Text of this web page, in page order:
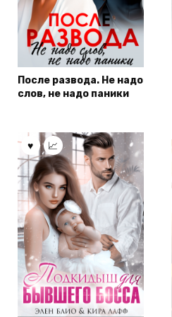
После развода. Не надо
слов, не надо паники